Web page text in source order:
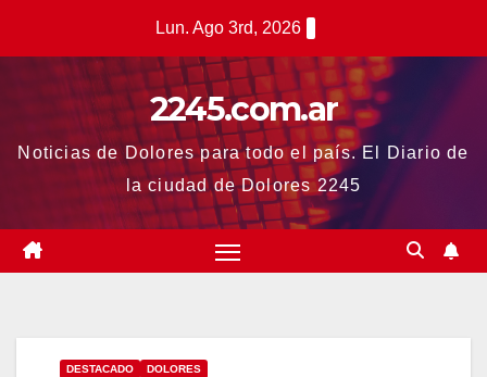
Lun. Ago 3rd, 2026
2245.com.ar
Noticias de Dolores para todo el país. El Diario de
la ciudad de Dolores 2245
DESTACADO DOLORES